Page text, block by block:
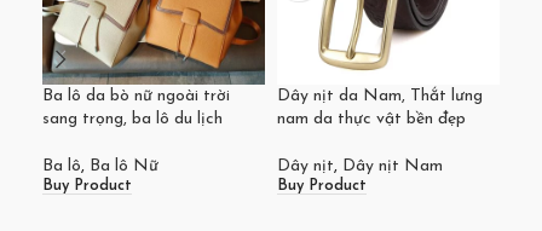
Ba lô da bò nữ ngoài trời
sang trọng, ba lô du lịch
Ba lô, Ba lô Nữ
Buy Product
Dây nịt da Nam, Thắt lưng
nam da thực vật bền đẹp
Dây nịt, Dây nịt Nam
Buy Product